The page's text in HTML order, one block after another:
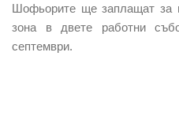
Шофьорите ще заплащат за
зона в двете работни
септември.